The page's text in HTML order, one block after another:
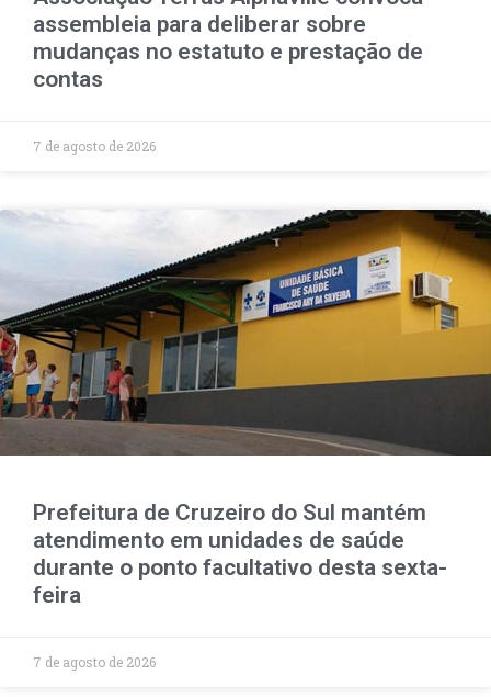
assembleia para deliberar sobre
mudanças no estatuto e prestação de
contas
7 de agosto de 2026
Prefeitura de Cruzeiro do Sul mantém
atendimento em unidades de saúde
durante o ponto facultativo desta sexta-
feira
7 de agosto de 2026